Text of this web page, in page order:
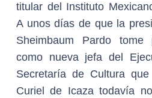
titular del Instituto
A unos días de que la
Sheimbaum Pardo
como nueva jefa del
Secretaría de Cultura
Curiel de Icaza todavía